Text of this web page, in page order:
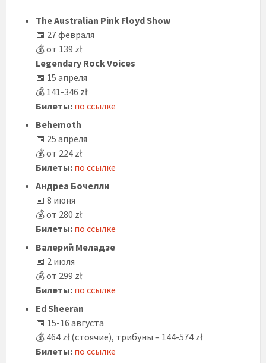
The Australian Pink Floyd Show
📅 27 февраля
💰 от 139 zł
Legendary Rock Voices
📅 15 апреля
💰 141-346 zł
Билеты: по ссылке
Behemoth
📅 25 апреля
💰 от 224 zł
Билеты: по ссылке
Андреа Бочелли
📅 8 июня
💰 от 280 zł
Билеты: по ссылке
Валерий Меладзе
📅 2 июля
💰 от 299 zł
Билеты: по ссылке
Ed Sheeran
📅 15-16 августа
💰 464 zł (стоячие), трибуны – 144-574 zł
Билеты: по ссылке